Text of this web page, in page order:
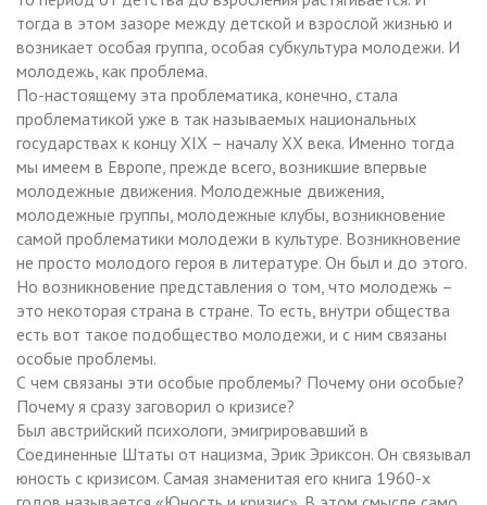
тогда в этом зазоре между детской и взрослой жизнью и
возникает особая группа, особая субкультура молодежи. И
молодежь, как проблема.
По-настоящему эта проблематика, конечно, стала
проблематикой уже в так называемых национальных
государствах к концу XIX – началу ХХ века. Именно тогда
мы имеем в Европе, прежде всего, возникшие впервые
молодежные движения. Молодежные движения,
молодежные группы, молодежные клубы, возникновение
самой проблематики молодежи в культуре. Возникновение
не просто молодого героя в литературе. Он был и до этого.
Но возникновение представления о том, что молодежь –
это некоторая страна в стране. То есть, внутри общества
есть вот такое подобщество молодежи, и с ним связаны
особые проблемы.
С чем связаны эти особые проблемы? Почему они особые?
Почему я сразу заговорил о кризисе?
Был австрийский психологи, эмигрировавший в
Соединенные Штаты от нацизма, Эрик Эриксон. Он связывал
юность с кризисом. Самая знаменитая его книга 1960-х